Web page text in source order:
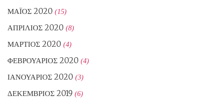
ΜΆΙΟΣ 2020 (15)
ΑΠΡΊΛΙΟΣ 2020 (8)
ΜΆΡΤΙΟΣ 2020 (4)
ΦΕΒΡΟΥΆΡΙΟΣ 2020 (4)
ΙΑΝΟΥΆΡΙΟΣ 2020 (3)
ΔΕΚΈΜΒΡΙΟΣ 2019 (6)